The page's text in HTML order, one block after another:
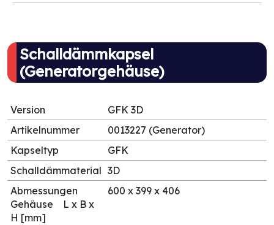
Schalldämmkapsel
(Generatorgehäuse)
Version
GFK 3D
Artikelnummer
0013227 (Generator)
Kapseltyp
GFK
Schalldämmaterial 3D
Abmessungen
Gehäuse L x B x
H [mm]
600 x 399 x 406